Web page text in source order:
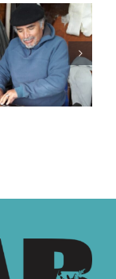
Víctor
Alfaro
Rivera